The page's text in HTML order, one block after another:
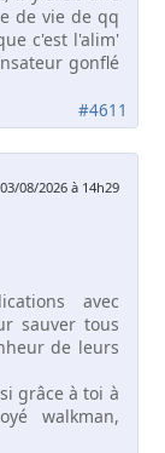
#4611
de vie de qq
c'est l'alim'
gonflé
03/08/2026 à 14h29
avec
sauver tous
de leurs
grâce à toi à
walkman,